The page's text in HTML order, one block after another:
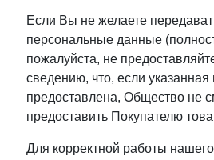
Если Вы не желаете
персональные данные
пожалуйста, не
сведению, что, если
предоставлена, Общество не
предоставить Покупателю
Для корректной работы